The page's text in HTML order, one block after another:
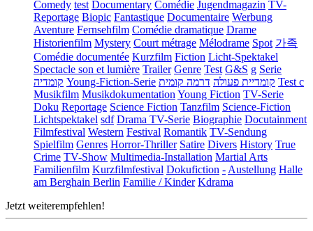
Comedy test Documentary Comédie Jugendmagazin TV-
Reportage Biopic Fantastique Documentaire Werbung
Aventure Fernsehfilm Comédie dramatique Drame
Historienfilm Mystery Court métrage Mélodrame Spot 가족
Comédie documentée Kurzfilm Fiction Licht-Spektakel
Spectacle son et lumière Trailer Genre Test G&S g Serie
קומדיה Young-Fiction-Serie קומדיית פעולה דרמה קומית
Test c
Musikfilm Musikdokumentation Young Fiction TV-Serie
Doku Reportage Science Fiction Tanzfilm Science-Fiction
Lichtspektakel sdf Drama TV-Serie Biographie Docutainment
Filmfestival Western Festival Romantik TV-Sendung
Spielfilm Genres Horror-Thriller Satire Divers History True
Crime TV-Show Multimedia-Installation Martial Arts
Familienfilm Kurzfilmfestival Dokufiction - Austellung Halle
am Berghain Berlin Familie / Kinder Kdrama
Jetzt weiterempfehlen!